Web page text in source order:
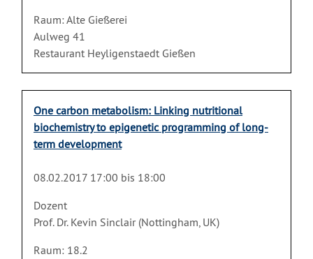
Raum: Alte Gießerei
Aulweg 41
Restaurant Heyligenstaedt Gießen
One carbon metabolism: Linking nutritional
biochemistry to epigenetic programming of long-
term development
08.02.2017 17:00 bis 18:00
Dozent
Prof. Dr. Kevin Sinclair (Nottingham, UK)
Raum: 18.2